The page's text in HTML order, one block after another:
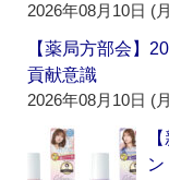
2026年08月10日 (
【薬局方部会】
貢献意識
2026年08月10日 (